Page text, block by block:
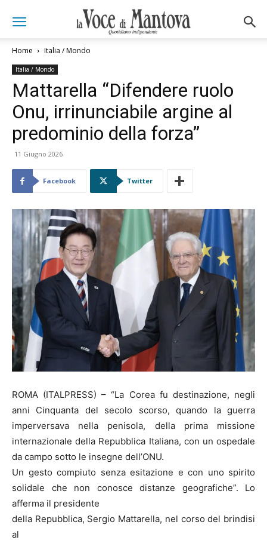
Home Italia / Mondo
Italia / Mondo
Mattarella “Difendere ruolo
Onu, irrinunciabile argine al
predominio della forza”
11 Giugno 2026
Facebook Twitter
ROMA (ITALPRESS) – “La Corea fu destinazione, negli
anni Cinquanta del secolo scorso, quando la guerra
imperversava nella penisola, della prima missione
internazionale della Repubblica Italiana, con un ospedale
da campo sotto le insegne dell’ONU.
Un gesto compiuto senza esitazione e con uno spirito
solidale che non conosce distanze geografiche”. Lo
afferma il presidente
della Repubblica, Sergio Mattarella, nel corso del brindisi
al